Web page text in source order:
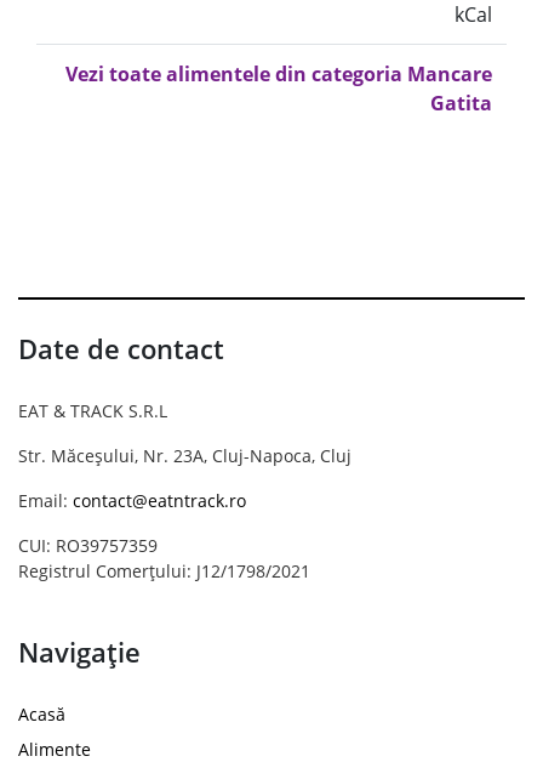
kCal
Vezi toate alimentele din categoria Mancare
Gatita
Date de contact
EAT & TRACK S.R.L
Str. Măceșului, Nr. 23A, Cluj-Napoca, Cluj
Email: contact@eatntrack.ro
CUI: RO39757359
Registrul Comerțului: J12/1798/2021
Navigație
Acasă
Alimente